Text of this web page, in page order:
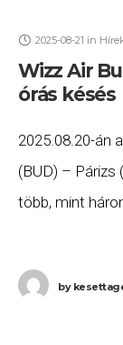
2025-08-21 in
Wizz Air
órás késés
2025.08.20-án
(BUD) – Párizs
több, mint
by